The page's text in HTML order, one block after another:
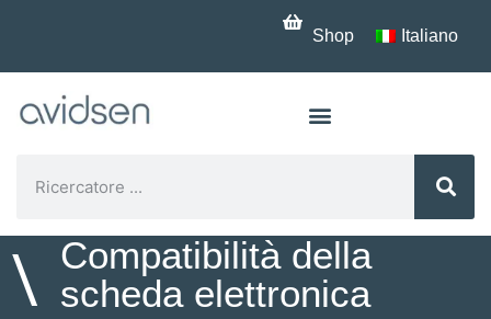
Shop Italiano
\ Compatibilità della
scheda elettronica